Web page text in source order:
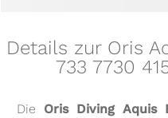
Details zur Oris
733 7730
Die Oris Diving Aquis